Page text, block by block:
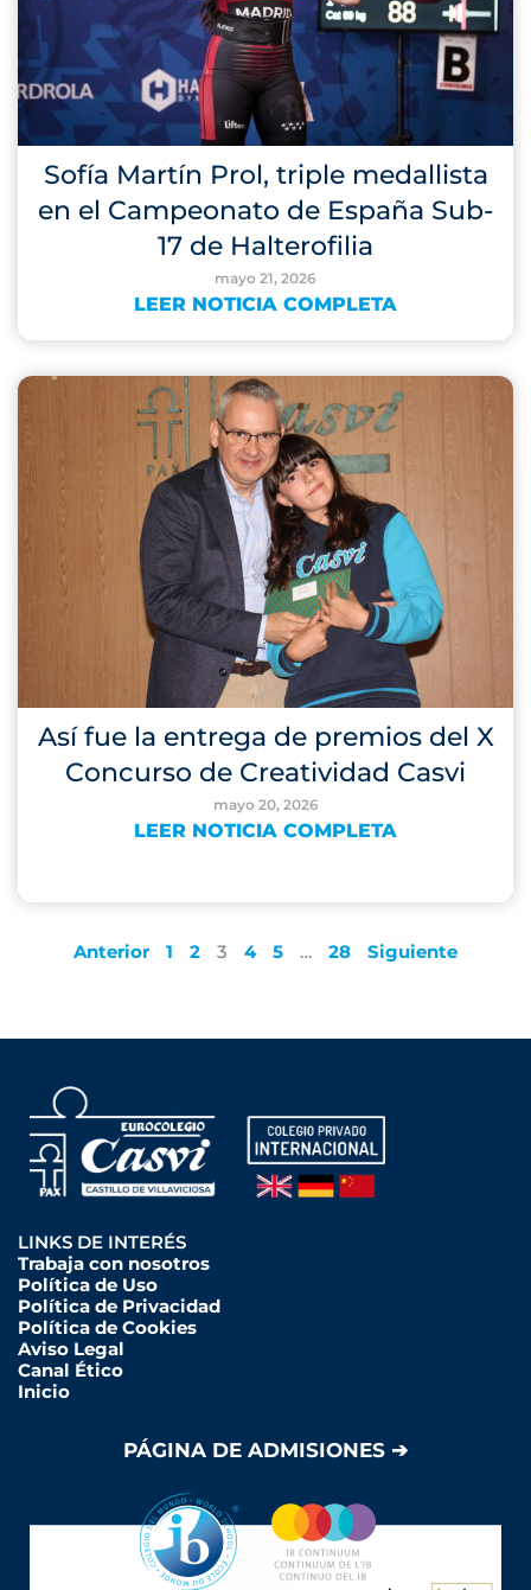
Sofía Martín Prol, triple medallista
en el Campeonato de España Sub-
17 de Halterofilia
mayo 21, 2026
LEER NOTICIA COMPLETA
Así fue la entrega de premios del X
Concurso de Creatividad Casvi
mayo 20, 2026
LEER NOTICIA COMPLETA
Anterior 1 2 3 4 5 … 28 Siguiente
LINKS DE INTERÉS
Trabaja con nosotros
Política de Uso
Política de Privacidad
Política de Cookies
Aviso Legal
Canal Ético
Inicio
PÁGINA DE ADMISIONES ➔